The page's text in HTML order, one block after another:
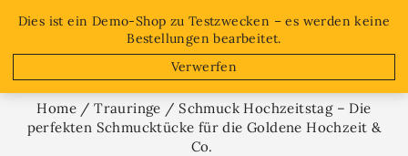
Dies ist ein Demo-Shop zu Testzwecken – es werden keine
Bestellungen bearbeitet.
Verwerfen
Free shipping on orders over $50!
Home / Trauringe / Schmuck Hochzeitstag – Die
perfekten Schmucktücke für die Goldene Hochzeit &
Co.